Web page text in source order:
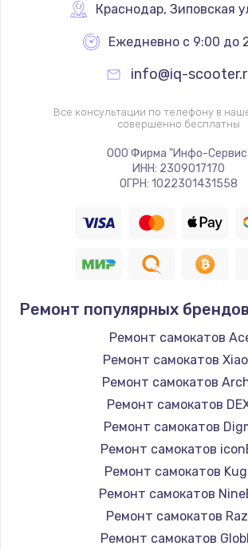
Краснодар, Зиповская
Ежедневно с 9:00 до
info@iq-
Все консультации по телефону в
совершенно бесплатны
ООО Фирма "Инфо-
ИНН: 2309017170
ОГРН: 1022301431558
Ремонт популярных
Ремонт самокатов
Ремонт самокатов
Ремонт самокатов
Ремонт самокатов
Ремонт самокатов
Ремонт самокатов
Ремонт самокатов
Ремонт самокатов
Ремонт самокатов
Ремонт самокатов